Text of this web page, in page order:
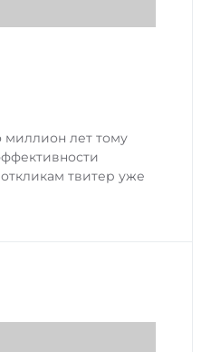
миллион лет тому
твитер уже